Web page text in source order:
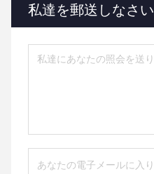
私達を郵送しなさい